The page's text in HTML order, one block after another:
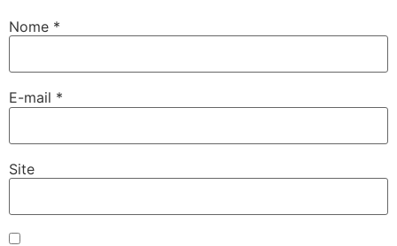
Nome *
E-mail *
Site